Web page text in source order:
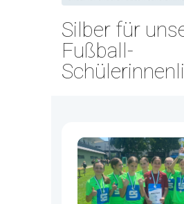
Silber für
Fußball-